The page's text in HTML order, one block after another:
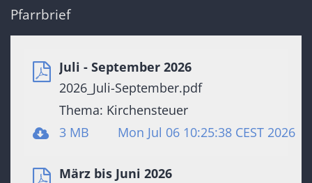
Pfarrbrief
Juli - September 2026
2026_Juli-September.pdf
Thema: Kirchensteuer
3 MB
Mon Jul 06 10:25:38 CEST 2026
März bis Juni 2026